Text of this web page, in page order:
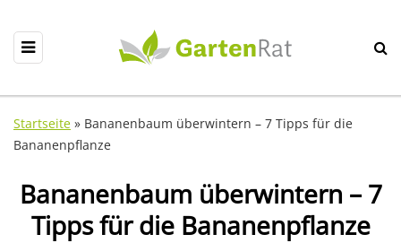
Startseite » Bananenbaum überwintern – 7 Tipps für die
Bananenpflanze
Bananenbaum überwintern – 7
Tipps für die Bananenpflanze